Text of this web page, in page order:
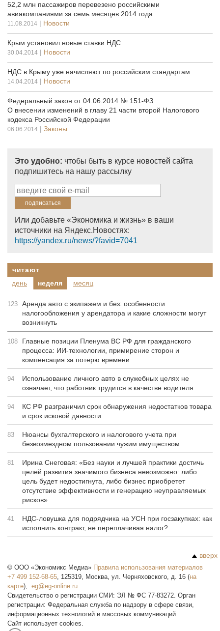
52,2 млн пассажиров перевезено российскими
авиакомпаниями за семь месяцев 2014 года
11.08.2014 | Новости
Крым установил новые ставки НДС
30.04.2014 | Новости
НДС в Крыму уже начисляют по российским стандартам
14.04.2014 | Новости
Федеральный закон от 04.06.2014 № 151-ФЗ
О внесении изменений в главу 21 части второй Налогового
кодекса Российской Федерации
06.06.2014 | Законы
Это удобно: чтобы быть в курсе новостей сайта
подпишитесь на нашу рассылку
Или добавьте «Экономика и жизнь» в ваши
источники на Яндекс.Новостях:
https://yandex.ru/news/?favid=7041
читают
день
неделя месяц
123 Аренда авто с экипажем и без: особенности
налогообложения у арендатора и какие сложности могут
возникнуть
108
Главные позиции Пленума ВС РФ для гражданского
процесса: ИИ-технологии, примирение сторон и
компенсация за потерю времени
94
Использование личного авто в служебных целях не
означает, что работник трудится в качестве водителя
94
КС РФ разграничил срок обнаружения недостатков товара
и срок исковой давности
83
Нюансы бухгалтерского и налогового учета при
безвозмездном пользовании чужим имуществом
81
Ирина Снеговая: «Без науки и лучшей практики достичь
целей развития значимого бизнеса невозможно: либо
цель будет недостигнута, либо бизнес приобретет
отсутствие эффективности и генерацию неуправляемых
рисков»
41
НДС-ловушка для подрядчика на УСН при госзакупках: как
исполнить контракт, не переплачивая налог?
вверх
© ООО «Экономикс Медиа» Правила использования материалов
+7 499 152-68-65, 125319, Москва, ул. Черняховского, д. 16 (на
карте),
Свидетельство о регистрации СМИ: ЭЛ № ФС 77-83272. Орган
регистрации: Федеральная служба по надзору в сфере связи,
информационных технологий и массовых коммуникаций.
Сайт использует cookies.